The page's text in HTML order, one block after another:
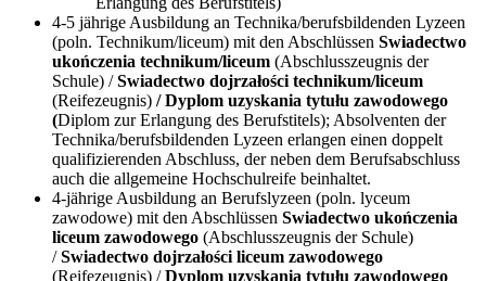
4-5 jährige Ausbildung an Technika/berufsbildenden Lyzeen
(poln. Technikum/liceum) mit den Abschlüssen Swiadectwo
ukończenia technikum/liceum (Abschlusszeugnis der
Schule) /Swiadectwo dojrzałości technikum/liceum
(Reifezeugnis) / Dyplom uzyskania tytułu zawodowego
(Diplom zur Erlangung des Berufstitels); Absolventen der
Technika/berufsbildenden Lyzeen erlangen einen doppelt
qualifizierenden Abschluss, der neben dem Berufsabschluss
auch die allgemeine Hochschulreife beinhaltet.
4-jährige Ausbildung an Berufslyzeen (poln. lyceum
zawodowe) mit den Abschlüssen Swiadectwo ukończenia
liceum zawodowego (Abschlusszeugnis der Schule)
/Swiadectwo dojrzałości liceum zawodowego
(Reifezeugnis) /Dyplom uzyskania tytułu zawodowego